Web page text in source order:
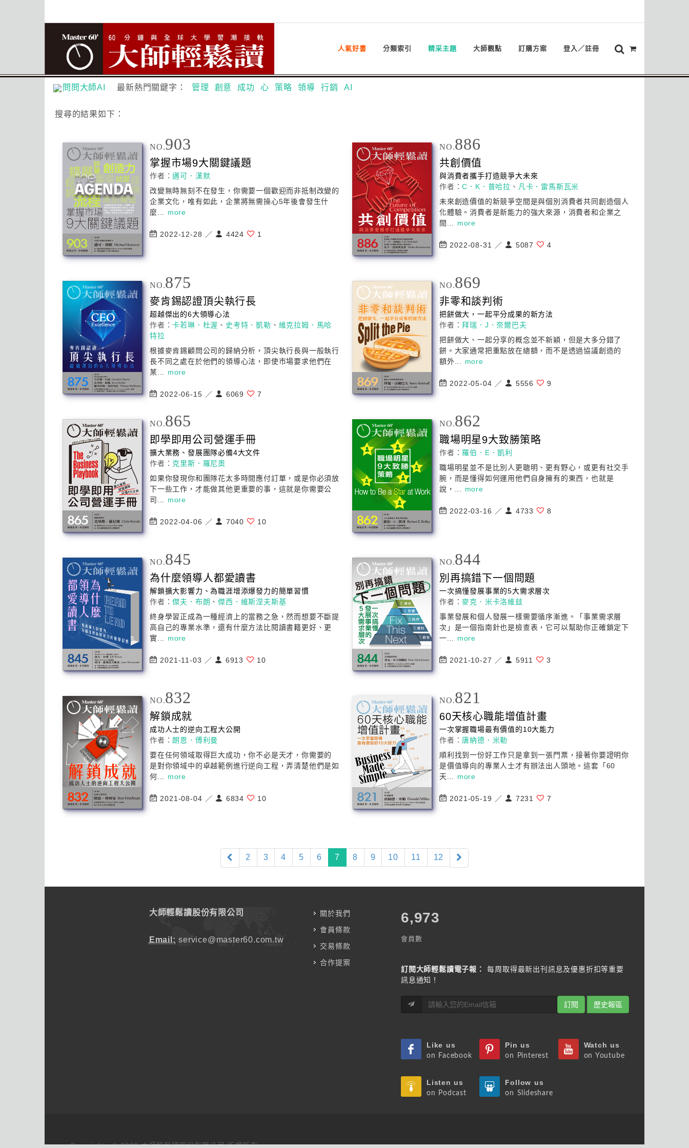
人氣好書 分類索引 精采主題 大師觀點 訂購方案 登入／註冊
問問大師AI 最新熱門關鍵字： 管理 創意 成功 心 策略 領導 行銷 AI
搜尋的結果如下：
NO.903
掌握市場9大 關鍵議題
作者：邁可．漢默
改變無時無刻不在發生，你需要一個歡迎而非抵制改變的
企業文化，唯有如此，企業將無需操心5年後會發生什
麼... more
2022-12-28 ／ 4424 1
NO.886
共創價值
與消費者攜手打造競爭大未來
作者：C．K．普哈拉 、 凡卡．雷馬斯瓦米
未來創造價值的新競爭空間是與個別消費者共同創造個人
化體驗。消費者是新能力的強大來源，消費者和企業之
間... more
2022-08-31 ／ 5087 4
NO.875
麥肯錫認證頂尖執行長
超越傑出的6大領導心法
作者：卡若琳．杜渥 、 史考特．凱勒 、 維克拉姆．馬哈
特拉
根據麥肯錫顧問公司的歸納分析，頂尖執行長與一般執行
長不同之處在於他們的領導心法，即使市場要求他們在
某... more
2022-06-15 ／ 6069 7
NO.869
非零和談判術
把餅做大 ，一起平分成果的新方法
作者：拜瑞．J．奈爾巴夫
把餅做大 、一起分享的概念並不新穎，但是大多分錯了
餅。 大家通常把重點放在總額，而不是透過協議創造的
額外... more
2022-05-04 ／ 5556 9
NO.865
即學即用公司營運手冊
擴大業務、發展團隊必備4大文件
作者： 克里斯．羅尼奧
如果你發現你和團隊花太多時間應付訂單，或是你必須放
下一些工作，才能做其他更重要的事，這就是你需要公
司... more
2022-04-06 ／ 7040 10
NO.862
職場明星9大致勝策略
作者： 羅伯．E．凱利
職場明星並不是比別人更聰明、更有野心，或更有社交手
腕，而是懂得如何運用他們自身擁有的東西，也就是
說，... more
2022-03-16 ／ 4733 8
NO.845
為什麼領導人都愛讀書
解鎖擴大影響力、為職涯增添爆發力的簡單習慣
作者：傑夫．布朗 、傑西．維斯涅夫斯基
終身學習正成為一種經濟上的當務之急，然而想要不斷提
高自己的專業水準，還有什麼方法比閱讀書籍更好、更
實... more
2021-11-03 ／ 6913 10
NO.844
別再搞錯下一個問題
一次搞懂發展事業的5大需求層次
作者：麥克．米卡洛維玆
事業發展和個人發展一樣需要循序漸進。「事業需求層
次」是一個指南針也是檢查表，它可以幫助你正確鎖定下
一... more
2021-10-27 ／ 5911 3
NO.832
解鎖成就
成功人士的逆向工程大公開
作者： 朗恩．傅利曼
要在任何領域取得巨大成功，你不必是天才，你需要的
是對你領域中的卓越範例進行逆向工程，弄清楚他們是如
何... more
2021-08-04 ／ 6834 10
NO.821
60天核心職能增值計畫
一次掌握職場最有價值的10大能力
作者： 唐納德．米勒
順利找到一份好工作只是拿到一張門票，接著你要證明你
是價值導向的專業人士才有辦法出人頭地。這套「60
天... more
2021-05-19 ／ 7231 7
2 3 4 5 6 7 (current)
8 9 10 11 12
大師輕鬆讀股份有限公司
Email: service@master60.com.tw
關於我們
會員條款
交易條款
合作提案
7,787
會員數
訂閱大師輕鬆讀電子報：
每周取得最新出刊訊息及優惠折扣等重要
訊息通知！
訂閱 歷史報區
Like us
on Facebook
Pin us
on Pinterest
Watch us
on Youtube
Listen us
on Podcast
Follow us
on Slideshare
Copyrights © 2026 大師輕鬆讀股份有限公司 版權所有.